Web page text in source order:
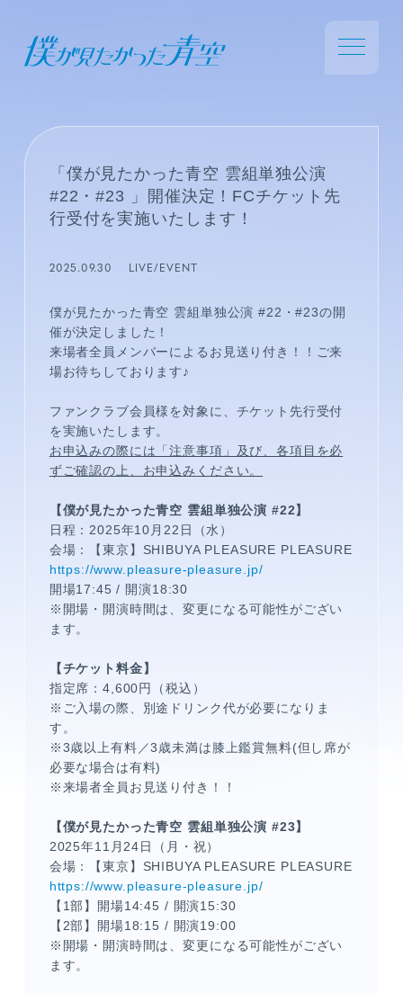
メンバーコンテンツ
「僕が見たかった青空 雲組単独公演
#22・#23 」開催決定！FCチケット先
行受付を実施いたします！
2025.09.30 LIVE/EVENT
僕が見たかった青空 雲組単独公演 #22・#23の開
催が決定しました！
来場者全員メンバーによるお見送り付き！！ご来
場お待ちしております♪
ファンクラブ会員様を対象に、チケット先行受付
を実施いたします。
お申込みの際には「注意事項」及び、各項目を必
ずご確認の上、お申込みください。
【僕が見たかった青空 雲組単独公演 #22】
日程：2025年10月22日（水）
会場：【東京】SHIBUYA PLEASURE PLEASURE
https://www.pleasure-pleasure.jp/
開場17:45 / 開演18:30
※開場・開演時間は、変更になる可能性がござい
ます。
【チケット料金】
指定席：4,600円（税込）
※ご入場の際、別途ドリンク代が必要になりま
す。
※3歳以上有料／3歳未満は膝上鑑賞無料(但し席が
必要な場合は有料)
※来場者全員お見送り付き！！
【僕が見たかった青空 雲組単独公演 #23】
2025年11月24日（月・祝）
会場：【東京】SHIBUYA PLEASURE PLEASURE
https://www.pleasure-pleasure.jp/
【1部】開場14:45 / 開演15:30
【2部】開場18:15 / 開演19:00
※開場・開演時間は、変更になる可能性がござい
ます。